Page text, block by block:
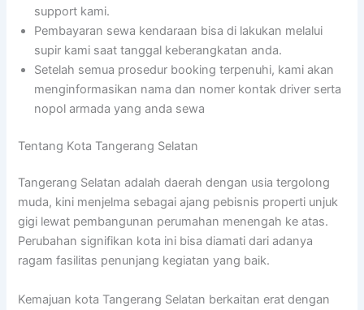
support kami.
Pembayaran sewa kendaraan bisa di lakukan melalui
supir kami saat tanggal keberangkatan anda.
Setelah semua prosedur booking terpenuhi, kami akan
menginformasikan nama dan nomer kontak driver serta
nopol armada yang anda sewa
Tentang Kota Tangerang Selatan
Tangerang Selatan adalah daerah dengan usia tergolong
muda, kini menjelma sebagai ajang pebisnis properti unjuk
gigi lewat pembangunan perumahan menengah ke atas.
Perubahan signifikan kota ini bisa diamati dari adanya
ragam fasilitas penunjang kegiatan yang baik.
Kemajuan kota Tangerang Selatan berkaitan erat dengan